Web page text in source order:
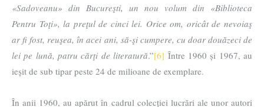
«Sadoveanu» din Bucureşti, un nou volum din «Biblioteca
Pentru Toţi», la preţul de cinci lei. Orice om, oricât de nevoiaş
ar fi fost, reuşea, în acei ani, să-şi cumpere, cu doar douăzeci de
lei pe lună, patru cărţi de literatură.”[6] Între 1960 și 1967, au
ieșit de sub tipar peste 24 de milioane de exemplare.
În anii 1960, au apărut în cadrul colecției lucrări ale unor autori